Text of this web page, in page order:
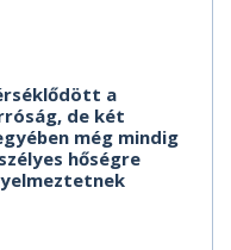
a
de két
még mindig
hőségre